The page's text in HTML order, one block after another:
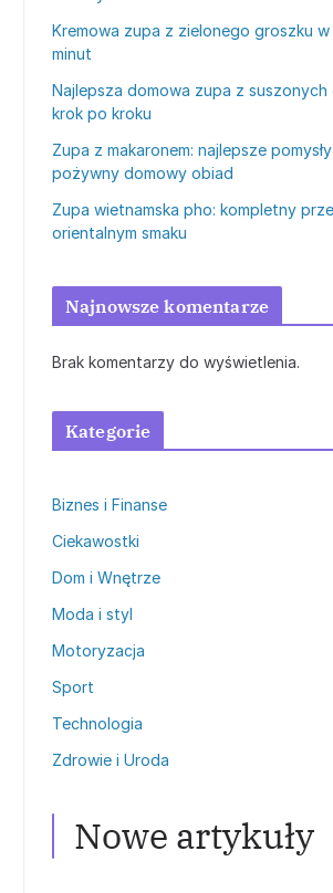
Kremowa zupa z zielonego groszku w
minut
Najlepsza domowa zupa z
krok po kroku
Zupa z makaronem: najlepsze
pożywny domowy obiad
Zupa wietnamska pho: kompletny
orientalnym smaku
Najnowsze komentarze
Brak komentarzy do wyświetlenia.
Kategorie
Biznes i Finanse
Ciekawostki
Dom i Wnętrze
Moda i styl
Motoryzacja
Sport
Technologia
Zdrowie i Uroda
Nowe artykuły
Skuteczne metody